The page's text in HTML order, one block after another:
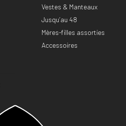
Vestes & Manteaux
Jusqu’au 48
Mères-filles assorties
Accessoires